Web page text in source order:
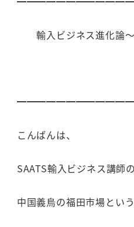
輸入ビジネス進化論～
SAATS 輸
こんばんは、
SAATS輸入ビジネス講師
中国義烏の福田市場とい